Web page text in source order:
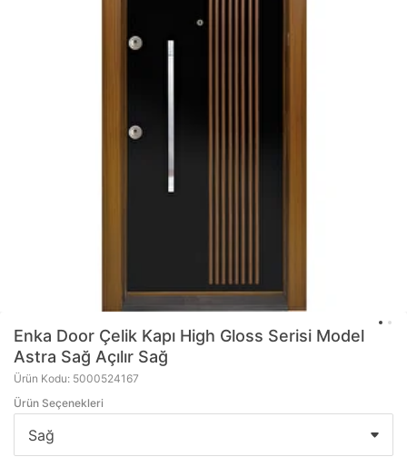
Enka Door Çelik Kapı High Gloss Serisi Model
Astra Sağ Açılır Sağ
Ürün Kodu: 5000524167
Ürün Seçenekleri